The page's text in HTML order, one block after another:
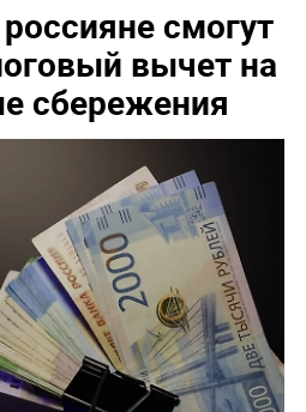
смогут
вычет на
сбережения